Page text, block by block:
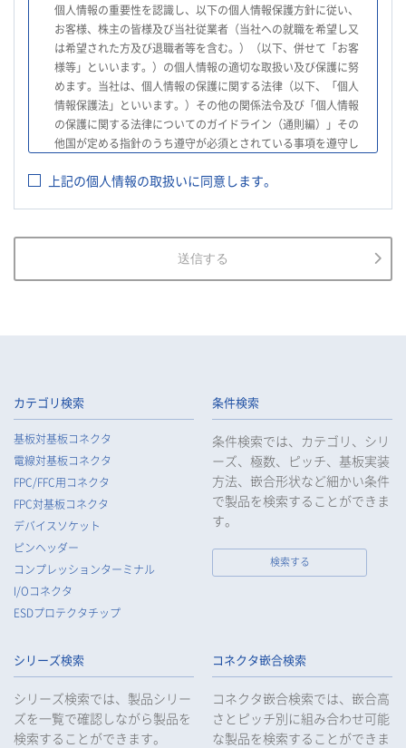
個人情報の重要性を認識し、以下の個人情報保護方針に従い、
お客様、株主の皆様及び当社従業者（当社への就職を希望し又
は希望された方及び退職者等を含む。）（以下、併せて「お客
様等」といいます。）の個人情報の適切な取扱い及び保護に努
めます。当社は、個人情報の保護に関する法律（以下、「個人
情報保護法」といいます。）その他の関係法令及び「個人情報
の保護に関する法律についてのガイドライン（通則編）」その
他国が定める指針のうち遵守が必須とされている事項を遵守し
2.
当社は、お客様等の個人情報を適正に取得し、法令で不要とさ
れている場合を除き、お客様等の個人情報の利用目的を通知又
当社は、お客様等の個人データについて、不正アクセス、漏え
い、滅失又は毀損等の防止に努め、個人データの管理のために
られるよう、必要かつ適切な監督を行います。
様等の個人データの安全管理が図られるよう必要かつ適切な監
督を行います。
当社は、法令で例外として定められている場合を除き、お客様
等の個人データをあらかじめ、ご本人の同意を得ることなく第
三者に提供することはいたしません。
当社は、法令で不要とされている場合を除き、第三者に個人デ
ータを提供したとき、又は受けたときは、法令で定められた確
認・記録義務を適正に履行いたします。
9. 当社は、個人情報の漏えい等の事故が発生した場合は、お客様
等の保護を最優先する考えのもと、被害を最小限にとどめるた
めに合理的な範囲で速やかに対応し、再発防止に向けた取り組
みを行います。
上記の個人情報の取扱いに同意します。
送信する
カテゴリ検索
基板対基板コネクタ
電線対基板コネクタ
FPC/FFC用コネクタ
FPC対基板コネクタ
デバイスソケット
ピンヘッダー
コンプレッションターミナル
I/Oコネクタ
ESDプロテクタチップ
条件検索
条件検索では、カテゴリ、シリ
ーズ、極数、ピッチ、基板実装
方法、嵌合形状など細かい条件
で製品を検索することができま
す。
検索する
シリーズ検索
シリーズ検索では、製品シリー
ズを一覧で確認しながら製品を
検索することができます。
コネクタ嵌合検索
コネクタ嵌合検索では、嵌合高
さとピッチ別に組み合わせ可能
な製品を検索することができま